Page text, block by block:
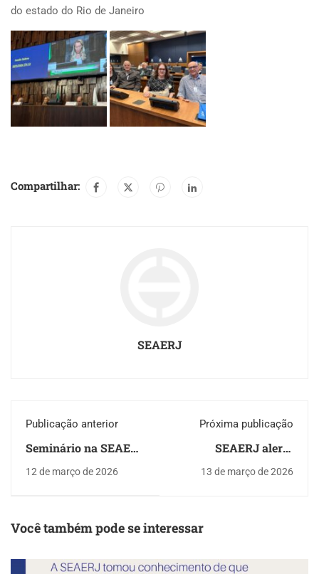
do estado do Rio de Janeiro
Compartilhar:
SEAERJ
Publicação anterior
Seminário na SEAERJ
públicas e qualidade
12 de março de 2026
Próxima publicação
SEAERJ alerta
abordagens indevidas
13 de março de 2026
Você também pode se interessar